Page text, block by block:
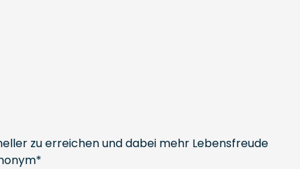
zu erreichen und dabei mehr Lebensfreude